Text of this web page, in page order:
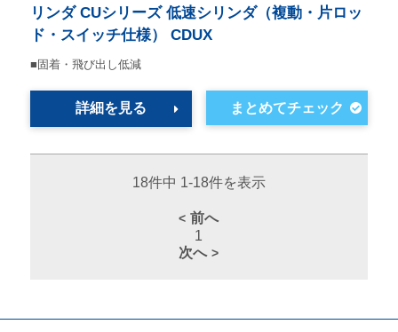
リンダ CUシリーズ 低速シリンダ（複動・片ロッ
ド・スイッチ仕様） CDUX
■固着・飛び出し低減
詳細を見る
18件中 1-18件を表示
前へ
1
次へ